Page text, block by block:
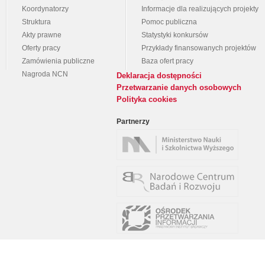
Koordynatorzy
Struktura
Akty prawne
Oferty pracy
Zamówienia publiczne
Nagroda NCN
Informacje dla realizujących projekty
Pomoc publiczna
Statystyki konkursów
Przykłady finansowanych projektów
Baza ofert pracy
Deklaracja dostępności
Przetwarzanie danych osobowych
Polityka cookies
Partnerzy